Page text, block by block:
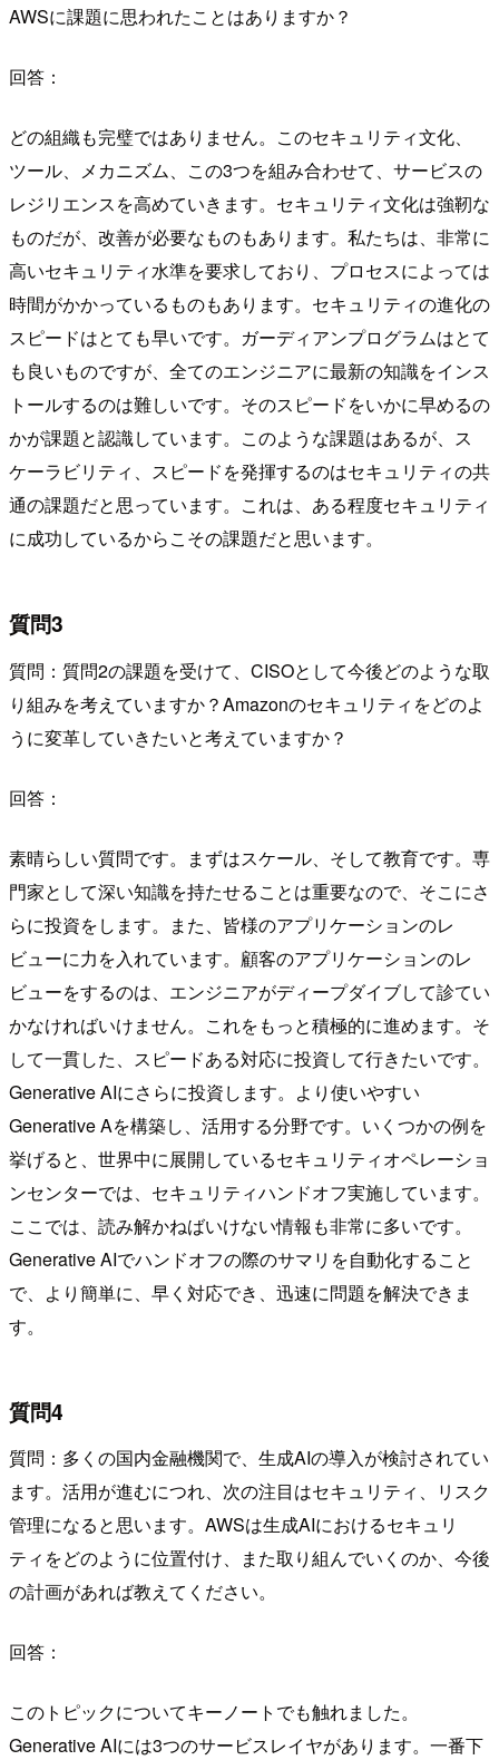
AWSに課題に思われたことはありますか？
回答：
どの組織も完璧ではありません。このセキュリティ文化、
ツール、メカニズム、この3つを組み合わせて、サービスの
レジリエンスを高めていきます。セキュリティ文化は強靭な
ものだが、改善が必要なものもあります。私たちは、非常に
高いセキュリティ水準を要求しており、プロセスによっては
時間がかかっているものもあります。セキュリティの進化の
スピードはとても早いです。ガーディアンプログラムはとて
も良いものですが、全てのエンジニアに最新の知識をインス
トールするのは難しいです。そのスピードをいかに早めるの
かが課題と認識しています。このような課題はあるが、ス
ケーラビリティ、スピードを発揮するのはセキュリティの共
通の課題だと思っています。これは、ある程度セキュリティ
に成功しているからこその課題だと思います。
質問3
質問：質問2の課題を受けて、CISOとして今後どのような取
り組みを考えていますか？Amazonのセキュリティをどのよ
うに変革していきたいと考えていますか？
回答：
素晴らしい質問です。まずはスケール、そして教育です。専
門家として深い知識を持たせることは重要なので、そこにさ
らに投資をします。また、皆様のアプリケーションのレ
ビューに力を入れています。顧客のアプリケーションのレ
ビューをするのは、エンジニアがディープダイブして診てい
かなければいけません。これをもっと積極的に進めます。そ
して一貫した、スピードある対応に投資して行きたいです。
Generative AIにさらに投資します。より使いやすい
Generative Aを構築し、活用する分野です。いくつかの例を
挙げると、世界中に展開しているセキュリティオペレーショ
ンセンターでは、セキュリティハンドオフ実施しています。
ここでは、読み解かねばいけない情報も非常に多いです。
Generative AIでハンドオフの際のサマリを自動化すること
で、より簡単に、早く対応でき、迅速に問題を解決できま
す。
質問4
質問：多くの国内金融機関で、生成AIの導入が検討されてい
ます。活用が進むにつれ、次の注目はセキュリティ、リスク
管理になると思います。AWSは生成AIにおけるセキュリ
ティをどのように位置付け、また取り組んでいくのか、今後
の計画があれば教えてください。
回答：
このトピックについてキーノートでも触れました。
Generative AIには3つのサービスレイヤがあります。一番下